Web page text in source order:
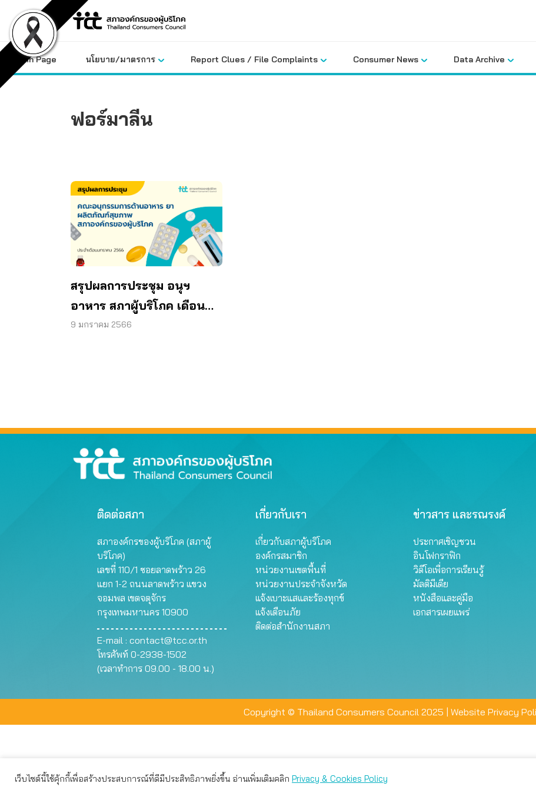
content
Main Page นโยบาย/มาตรการ Report Clues / File Complaints Consumer News Data Archive
ฟอร์มาลีน
สรุปผลการประชุม อนุฯ
อาหาร สภาผู้บริโภค เดือน
ม.ค. 66
9 มกราคม 2566
ติดต่อสภา
สภาองค์กรของผู้บริโภค (สภาผู้
บริโภค)
เลขที่ 110/1 ซอยลาดพร้าว 26
แยก 1-2 ถนนลาดพร้าว แขวง
จอมพล เขตจตุจักร
กรุงเทพมหานคร 10900
E-mail : contact@tcc.or.th
โทรศัพท์ 0-2938-1502
(เวลาทำการ 09.00 - 18.00 น.)
เกี่ยวกับเรา
เกี่ยวกับสภาผู้บริโภค
องค์กรสมาชิก
หน่วยงานเขตพื้นที่
หน่วยงานประจำจังหวัด
แจ้งเบาะแสและร้องทุกข์
แจ้งเตือนภัย
ติดต่อสำนักงานสภา
ข่าวสาร และรณรงค์
ประกาศเชิญชวน
อินโฟกราฟิก
วิดีโอเพื่อการเรียนรู้
มัลติมีเดีย
หนังสือและคู่มือ
เอกสารเผยแพร่
Copyright © Thailand Consumers Council 2025 | Website Privacy
เว็บไซต์นี้ใช้คุ้กกี้เพื่อสร้างประสบการณ์ที่ดีมีประสิทธิภาพยิ่งขึ้น อ่านเพิ่มเติมคลิก Privacy & Cookies Policy
เว็บไซต์นี้ใช้คุกกี้เพื่อมอบประสบการณ์การใช้งานที่ดีให้แก่ท่าน คุณสามารถเลือกตั้งค่าความเป็นส่วนตัวได้